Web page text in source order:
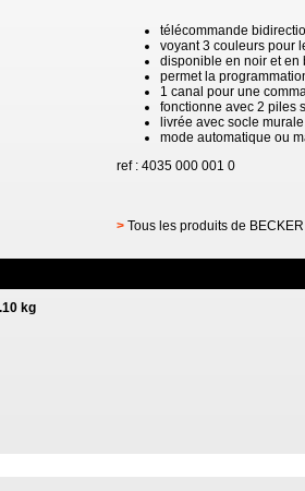
télécommande
voyant 3 couleurs pour
disponible en noir et en
permet la
1 canal pour une
fonctionne avec 2 piles
livrée avec socle
mode automatique ou
ref : 4035 000 001 0
> Tous les produits de
kg